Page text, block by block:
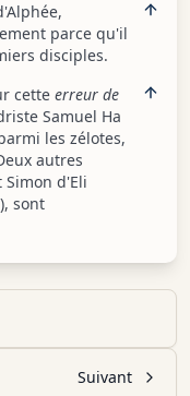
parce qu'il
disciples.
cette erreur de
Samuel Ha
les zélotes,
autres
d'Eli
sont
Suivant